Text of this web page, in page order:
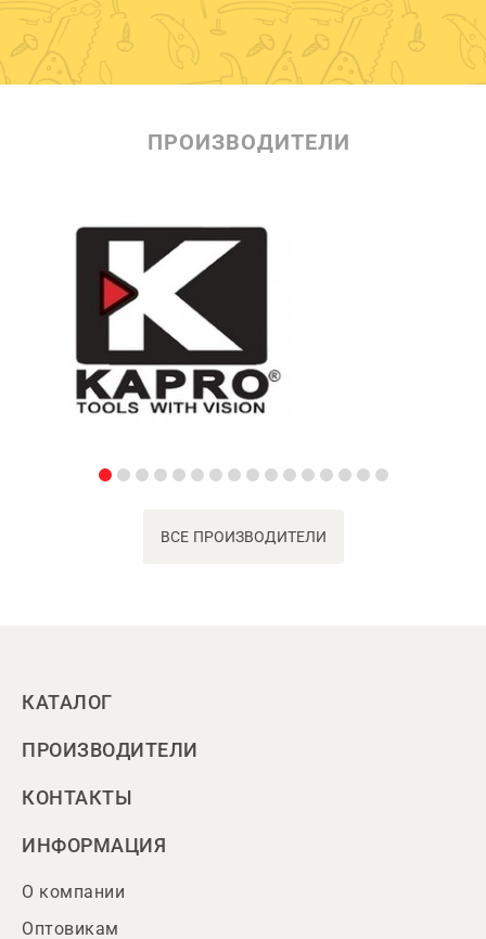
ПРОИЗВОДИТЕЛИ
ВСЕ ПРОИЗВОДИТЕЛИ
КАТАЛОГ
ПРОИЗВОДИТЕЛИ
КОНТАКТЫ
ИНФОРМАЦИЯ
О компании
Оптовикам